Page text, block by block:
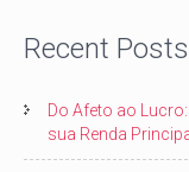
Recent Posts
Do Afeto ao
sua Renda